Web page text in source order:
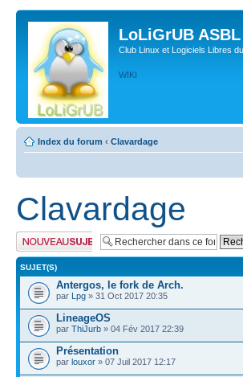
LoLiGrUB ASBL
Club Linux et Logiciels Libres
WIKI
Index du forum ‹ Clavardage
Clavardage
Publier un nouveau
sujet
SUJET(S)
Antergos, le fork de Arch.
par Lpg » 31 Oct 2017 20:35
LineageOS
par ThiJurb » 04 Fév 2017 22:39
Présentation
par louxor » 07 Juil 2017 12:17